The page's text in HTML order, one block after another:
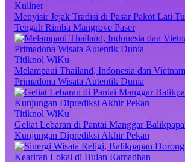
Kuliner
Menyisir Jejak Tradisi di Pasar Pakot Lati
Tengah Rimba Mangrove Paser
Titiknol WiKu
Melampaui Thailand, Indonesia dan
Primadona Wisata Autentik Dunia
Titiknol WiKu
Geliat Lebaran di Pantai Manggar
Kunjungan Diprediksi Akhir Pekan